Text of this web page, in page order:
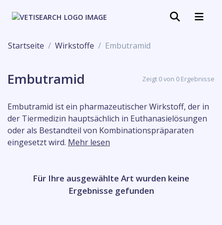
Startseite Wirkstoffe Embutramid
Embutramid Zeigt 0 von 0 Ergebnisse
Embutramid ist ein pharmazeutischer Wirkstoff, der in
der Tiermedizin hauptsächlich in Euthanasielösungen
oder als Bestandteil von Kombinationspräparaten
eingesetzt wird. Mehr lesen
Für Ihre ausgewählte Art wurden keine
Ergebnisse gefunden